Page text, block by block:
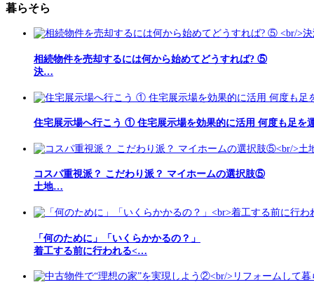
暮らそら
相続物件を売却するには何から始めてどうすれば? ⑤
決…
住宅展示場へ行こう ① 住宅展示場を効果的に活用 何度も足を
コスパ重視派？ こだわり派？ マイホームの選択肢⑤
土地…
「何のために」「いくらかかるの？」
着工する前に行われる<…